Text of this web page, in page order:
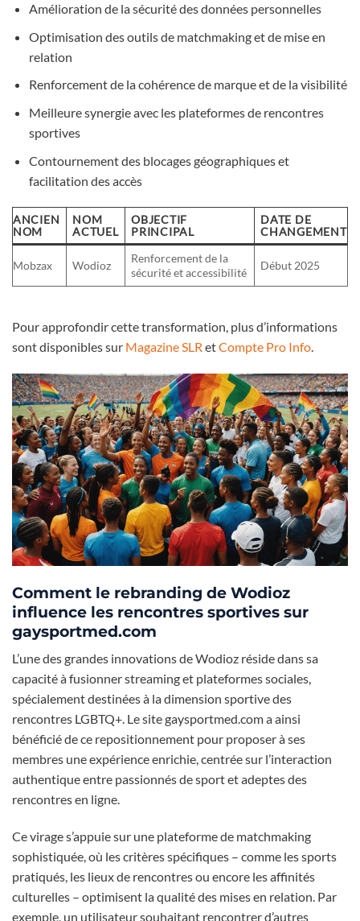
Amélioration de la sécurité des données personnelles
Optimisation des outils de matchmaking et de mise en
relation
Renforcement de la cohérence de marque et de la visibilité
Meilleure synergie avec les plateformes de rencontres
sportives
Contournement des blocages géographiques et
facilitation des accès
ANCIEN
NOM
NOM
ACTUEL
OBJECTIF
PRINCIPAL
DATE DE
CHANGEMENT
Mobzax Wodioz
Renforcement de la
sécurité et accessibilité
Début 2025
Pour approfondir cette transformation, plus d’informations
sont disponibles sur Magazine SLR etCompte Pro Info.
Comment le rebranding de Wodioz
influence les rencontres sportives sur
gaysportmed.com
L’une des grandes innovations de Wodioz réside dans sa
capacité à fusionner streaming et plateformes sociales,
spécialement destinées à la dimension sportive des
rencontres LGBTQ+. Le site gaysportmed.com a ainsi
bénéficié de ce repositionnement pour proposer à ses
membres une expérience enrichie, centrée sur l’interaction
authentique entre passionnés de sport et adeptes des
rencontres en ligne.
Ce virage s’appuie sur une plateforme de matchmaking
sophistiquée, où les critères spécifiques – comme les sports
pratiqués, les lieux de rencontres ou encore les affinités
culturelles – optimisent la qualité des mises en relation. Par
exemple, un utilisateur souhaitant rencontrer d’autres